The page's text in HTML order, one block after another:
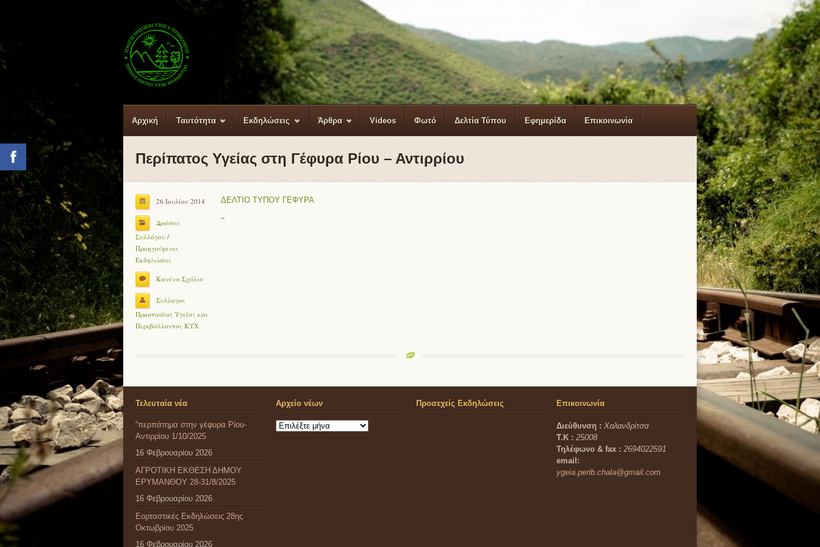
Αρχική Ταυτότητα Εκδηλώσεις Άρθρα Videos Φωτό Δελτία Τύπου Εφημερίδα Επικοινωνία
Περίπατος Υγείας στη Γέφυρα Ρίου – Αντιρρίου
26 Ιουλίου 2014
Δράσεις
Συλλόγου /
Προηγούμενες
Εκδηλώσεις
Κανένα Σχόλιο
Συλλογος
Προστασίας Υγείας και
Περιβάλλοντος ΚΥΧ
ΔΕΛΤΙΟ ΤΥΠΟΥ ΓΕΦΥΡΑ
Τελευταία νέα
“περπάτημα στην γέφυρα Ρίου-
Αντιρρίου 1/10/2025
16 Φεβρουαρίου 2026
ΑΓΡΟΤΙΚΗ ΕΚΘΕΣΗ ΔΗΜΟΥ
ΕΡΥΜΑΝΘΟΥ 28-31/8/2025
16 Φεβρουαρίου 2026
Εορταστικές Εκδηλώσεις 28ης
Οκτωβρίου 2025
16 Φεβρουαρίου 2026
Αρχείο νέων
Αρχείο
Προσεχείς Εκδηλώσεις Επικοινωνία
Διεύθυνση : Χαλανδρίτσα
Τ.Κ : 25008
Τηλέφωνο & fax : 2694022591
email:
ygeia.perib.chala@gmail.com
Facebook